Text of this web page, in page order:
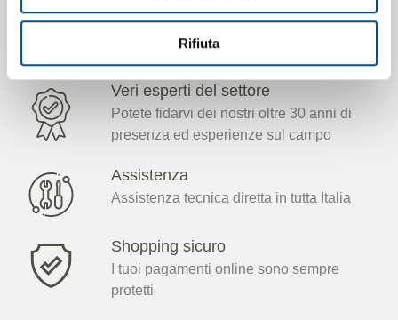
Rifiuta
Veri esperti del settore
Potete fidarvi dei nostri oltre 30 anni di
presenza ed esperienze sul campo
Assistenza
Assistenza tecnica diretta in tutta Italia
Shopping sicuro
I tuoi pagamenti online sono sempre
protetti